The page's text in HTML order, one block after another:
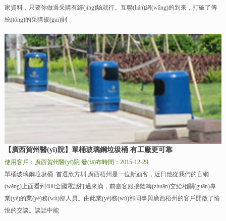
家資料，只要你做過采購有經(jīng)驗就行。互聯(lián)網(wǎng)的到來，打破了傳
統(tǒng)的采購規(guī)則
【廣西賀州醫(yī)院】單桶玻璃鋼垃圾桶 有工廠更可靠
使用客戶：廣西賀州醫(yī)院 發(fā)布時間：2015-12-29
單桶玻璃鋼垃圾桶 首選欣方圳 廣西梧州是一位新顧客，近日他從我們的官網
(wǎng)上面看到400全國電話打過來滴，前臺客服接聽轉(zhuǎn)交給相關(guān)專
業(yè)的業(yè)務(wù)部人員。由此業(yè)務(wù)部同事與廣西梧州的客戶開啟了愉
悅的交談。談話中能